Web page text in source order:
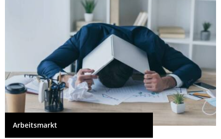
Arbeitsmarkt